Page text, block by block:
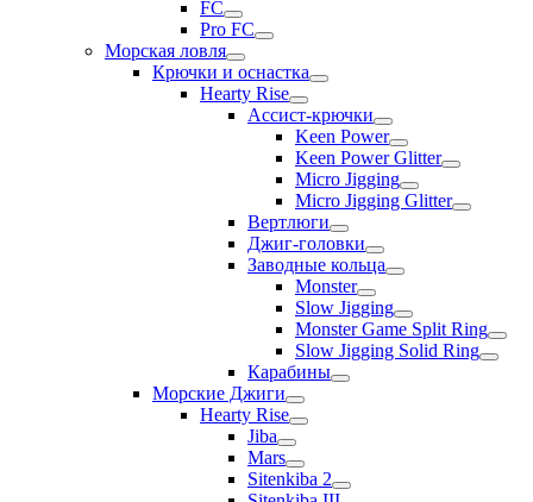
FC
Pro FC
Морская ловля
Крючки и оснастка
Hearty Rise
Ассист-крючки
Keen Power
Keen Power Glitter
Micro Jigging
Micro Jigging Glitter
Вертлюги
Джиг-головки
Заводные кольца
Monster
Slow Jigging
Monster Game Split Ring
Slow Jigging Solid Ring
Карабины
Морские Джиги
Hearty Rise
Jiba
Mars
Sitenkiba 2